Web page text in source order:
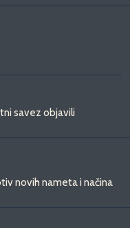
savez objavili
novih nameta i načina